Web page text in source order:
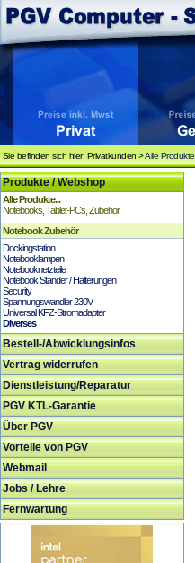
Sie befinden sich hier: Privatkunden >Alle Produkte
Produkte / Webshop
Alle Produkte...
Notebooks, Tablet-PCs, Zubehör
Notebook Zubehör
Dockingstation
Notebooklampen
Notebooknetzteile
Notebook Ständer / Halterungen
Security
Spannungswandler 230V
Universal KFZ-Stromadapter
Diverses
Bestell-/Abwicklungsinfos
Vertrag widerrufen
Dienstleistung/Reparatur
PGV KTL-Garantie
Über PGV
Vorteile von PGV
Webmail
Jobs / Lehre
Fernwartung